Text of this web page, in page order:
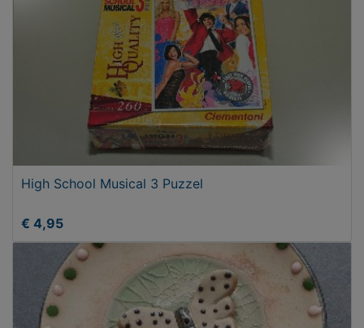
High School Musical 3 Puzzel
€ 4,95